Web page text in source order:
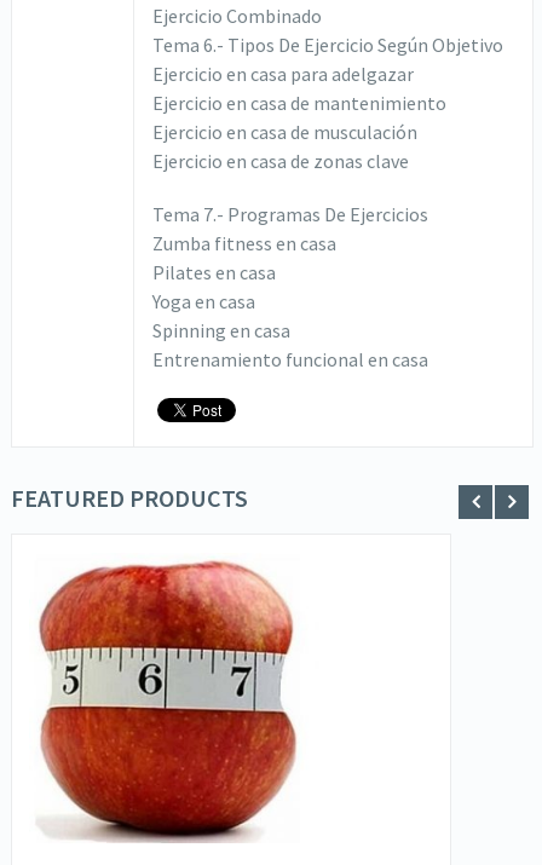
Ejercicio Combinado
Tema 6.- Tipos De Ejercicio Según Objetivo
Ejercicio en casa para adelgazar
Ejercicio en casa de mantenimiento
Ejercicio en casa de musculación
Ejercicio en casa de zonas clave
Tema 7.- Programas De Ejercicios
Zumba fitness en casa
Pilates en casa
Yoga en casa
Spinning en casa
Entrenamiento funcional en casa
FEATURED PRODUCTS
VER DETALLES
SOLICITA INFORMACIÓN
AÑADIR AL CARRITO